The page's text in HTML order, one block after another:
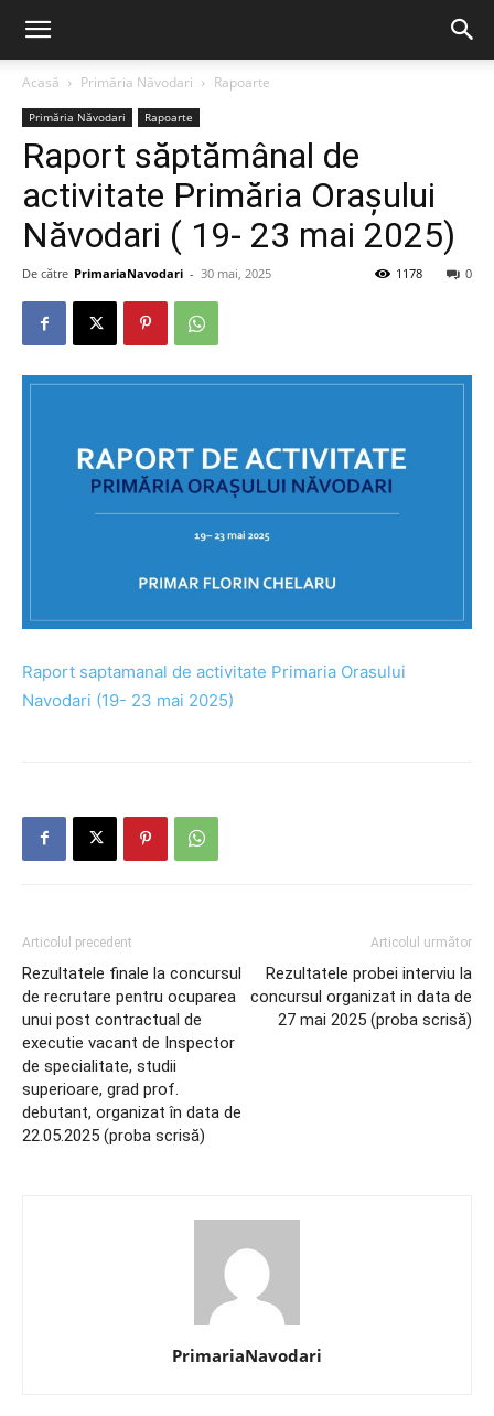
Acasă Primăria Năvodari Rapoarte
Primăria Năvodari Rapoarte
Raport săptămânal de
activitate Primăria Orașului
Năvodari ( 19- 23 mai 2025)
De către PrimariaNavodari - 30 mai, 2025 0
1178
Raport saptamanal de activitate Primaria Orasului
Navodari (19- 23 mai 2025)
Articolul precedent
Rezultatele finale la concursul
de recrutare pentru ocuparea
unui post contractual de
executie vacant de Inspector
de specialitate, studii
superioare, grad prof.
debutant, organizat în data de
22.05.2025 (proba scrisă)
Articolul următor
Rezultatele probei interviu la
concursul organizat in data de
27 mai 2025 (proba scrisă)
PrimariaNavodari